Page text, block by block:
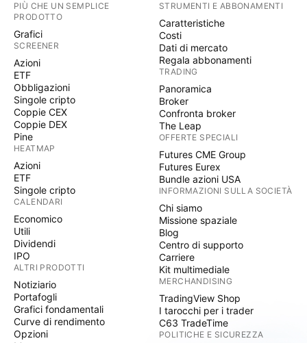
PIÙ CHE UN SEMPLICE
PRODOTTO
Grafici
SCREENER
Azioni
ETF
Obbligazioni
Singole cripto
Coppie CEX
Coppie DEX
Pine
HEATMAP
Azioni
ETF
Singole cripto
CALENDARI
Economico
Utili
Dividendi
IPO
ALTRI PRODOTTI
Notiziario
Portafogli
Grafici fondamentali
Curve di rendimento
Opzioni
STRUMENTI E ABBONAMENTI
Caratteristiche
Costi
Dati di mercato
Regala abbonamenti
TRADING
Panoramica
Broker
Confronta broker
The Leap
OFFERTE SPECIALI
Futures CME Group
Futures Eurex
Bundle azioni USA
INFORMAZIONI SULLA SOCIETÀ
Chi siamo
Missione spaziale
Blog
Centro di supporto
Carriere
Kit multimediale
MERCHANDISING
TradingView Shop
I tarocchi per i trader
C63 TradeTime
POLITICHE E SICUREZZA